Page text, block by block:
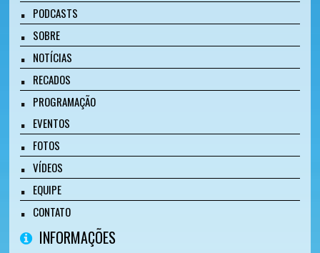
PODCASTS
SOBRE
NOTÍCIAS
RECADOS
PROGRAMAÇÃO
EVENTOS
FOTOS
VÍDEOS
EQUIPE
CONTATO
INFORMAÇÕES